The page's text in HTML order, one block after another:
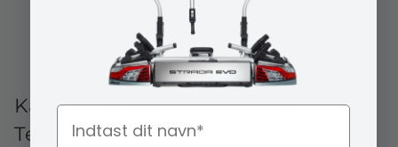
Karosseripropper I Gummi 10 mm -
Tectyl Propper - 1 stk
Navn